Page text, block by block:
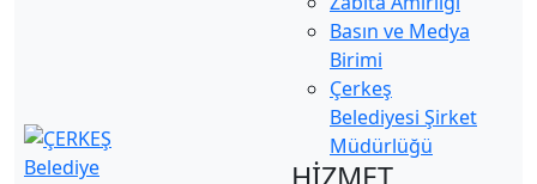
Basın ve Medya
Birimi
Çerkeş
Belediyesi Şirket
Müdürlüğü